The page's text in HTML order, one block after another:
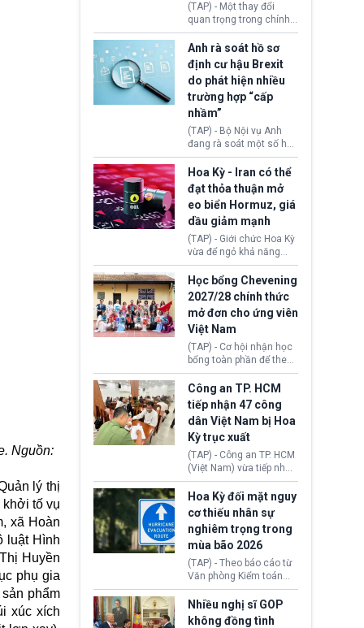
Nguồn:
lý thị
tố vụ
xã Hoàn
luật Hình
Huyền
phụ gia
phẩm
xúc xích
(TAP) - Một thay đổi
quan trọng trong chính
sách nhập cư của New
Zealand đang mở ra
thêm cơ hội cho nhiều
người muốn định cư. Từ
nay, người mắc viêm
gan B hoặc viêm gan C
sẽ không còn bị mặc
định không đáp ứng tiêu
chuẩn sức khỏe chỉ vì
chi phí điều trị khi nộp hồ
Anh rà soát hồ sơ
định cư hậu Brexit
do phát hiện nhiều
trường hợp “cấp
nhầm”
(TAP) - Bộ Nội vụ Anh
đang rà soát một số hồ
sơ thuộc Chương trình
Định cư EU (EU
Settlement Scheme -
EUSS) sau khi xác định
có trường hợp được cấp
quy chế cư trú hậu
Brexit “do nhầm lẫn”.
Động thái này làm dấy
lên lo ngại về việc thực
thi Thỏa thuận Rút khỏi
Liên minh châu Âu
(Withdrawal
Agreement).
Hoa Kỳ - Iran có thể
đạt thỏa thuận mở
eo biển Hormuz, giá
dầu giảm mạnh
(TAP) - Giới chức Hoa Kỳ
vừa để ngỏ khả năng
sớm đạt thỏa thuận với
Iran nhằm mở lại eo biển
Hormuz, mở đường cho
việc khôi phục hoạt
động hàng hải. Những
tín hiệu ngoại giao tích
cực này lập tức tác động
đến thị trường năng
lượng, kéo giá dầu thế
giới lùi sâu xuống dưới
mức 80 USD/thùng.
Học bổng Chevening
2027/28 chính thức
mở đơn cho ứng viên
Việt Nam
(TAP) - Cơ hội nhận học
bổng toàn phần để theo
học chương trình thạc sĩ
tại Vương quốc Anh đã
chính thức quay trở lại.
Học bổng Chevening
2027/28 của Chính phủ
Anh vừa mở cổng ứng
tuyển dành riêng ứng
viên Việt Nam, hỗ trợ
toàn bộ chi phí học tập
cùng nhiều quyền lợi
trong suốt một năm
học.
Công an TP. HCM
tiếp nhận 47 công
dân Việt Nam bị Hoa
Kỳ trục xuất
(TAP) - Công an TP. HCM
(Việt Nam) vừa tiếp nhận
47 công dân Việt Nam bị
Hoa Kỳ trục xuất về
nước. Đây là đợt có số
lượng lớn nhất từ đầu
năm 2026 đến nay, phản
ánh xu hướng gia tăng
các trường hợp trục
xuất.
Hoa Kỳ đối mặt nguy
cơ thiếu nhân sự
nghiêm trọng trong
mùa bão 2026
(TAP) - Theo báo cáo từ
Văn phòng Kiểm toán
Chính phủ (GAO), Cơ
quan Quản lý Khẩn cấp
Liên bang (FEMA) thuộc
Nhiều nghị sĩ GOP
không đồng tình